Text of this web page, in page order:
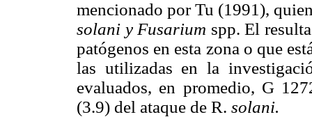
mencionado por Tu (1991),
solani y Fusarium spp. El
patógenos en esta zona o que
las utilizadas en la
evaluados, en promedio, G
(3.9) del ataque de R. solani.